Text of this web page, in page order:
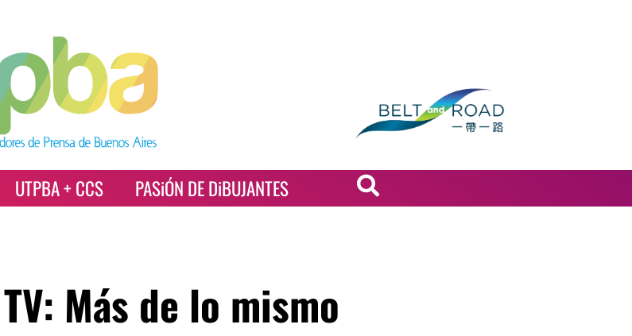
UTPBA + CCS PASiÓN DE DiBUJANTES
Más de lo mismo